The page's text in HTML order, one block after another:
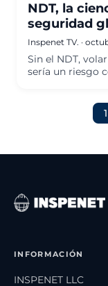
NDT, la
seguridad
Inspenet TV. ·
Sin el NDT,
sería un riesgo
1
INFORMACIÓN
INSPENET LLC